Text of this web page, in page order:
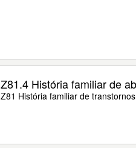
Z81.4 História familiar de
Z81 História familiar de